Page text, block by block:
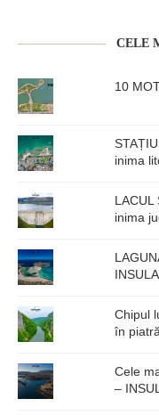
CELE
10
inima
LACUL
inima
Chipul
în
Cele
–